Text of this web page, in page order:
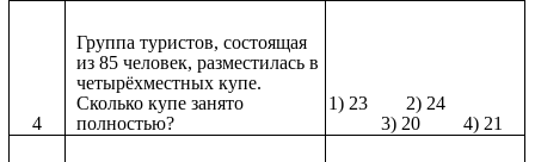
4
Группа туристов, состоящая
из 85 человек, разместилась в
четырёхместных купе.
Сколько купе занято
полностью?
1) 23 2) 24
3) 20 4) 21